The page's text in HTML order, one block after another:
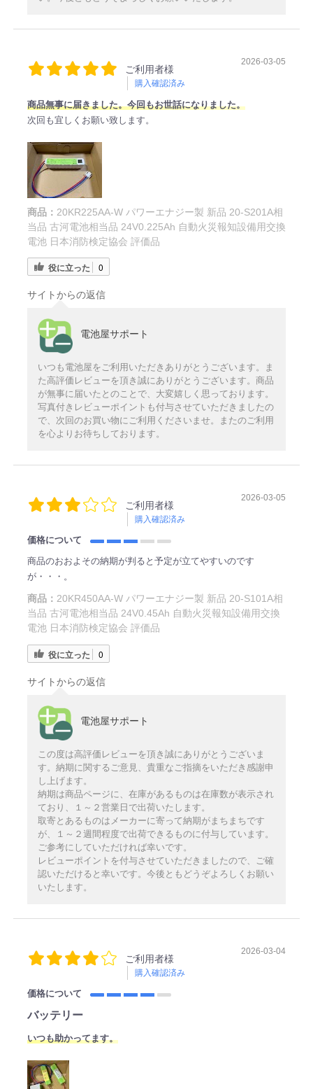
ご利用者様
購入確認済み
2026-03-05
商品無事に届きました。今回もお世話になりました。
次回も宜しくお願い致します。
商品： 20KR225AA-W パワーエナジー製 新品 20-S201A相
当品 古河電池相当品 24V0.225Ah 自動火災報知設備用交換
電池 日本消防検定協会 評価品
役に立った 0
サイトからの返信
電池屋サポート
いつも電池屋をご利用いただきありがとうございます。ま
た高評価レビューを頂き誠にありがとうございます。商品
が無事に届いたとのことで、大変嬉しく思っております。
写真付きレビューポイントも付与させていただきましたの
で、次回のお買い物にご利用くださいませ。またのご利用
を心よりお待ちしております。
ご利用者様
購入確認済み
2026-03-05
価格について
商品のおおよその納期が判ると予定が立てやすいのです
が・・・。
商品： 20KR450AA-W パワーエナジー製 新品 20-S101A相
当品 古河電池相当品 24V0.45Ah 自動火災報知設備用交換
電池 日本消防検定協会 評価品
役に立った 0
サイトからの返信
電池屋サポート
この度は高評価レビューを頂き誠にありがとうございま
す。納期に関するご意見、貴重なご指摘をいただき感謝申
し上げます。
納期は商品ページに、在庫があるものは在庫数が表示され
ており、１～２営業日で出荷いたします。
取寄とあるものはメーカーに寄って納期がまちまちです
が、１～２週間程度で出荷できるものに付与しています。
ご参考にしていただければ幸いです。
レビューポイントを付与させていただきましたので、ご確
認いただけると幸いです。今後ともどうぞよろしくお願い
いたします。
ご利用者様
購入確認済み
2026-03-04
価格について
バッテリー
いつも助かってます。